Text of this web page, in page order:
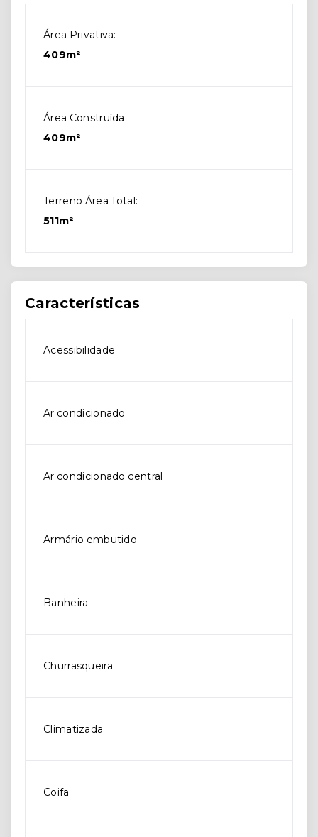
Área Privativa:
409m²
Área Construída:
409m²
Terreno Área Total:
511m²
Características
Acessibilidade
Ar condicionado
Ar condicionado central
Armário embutido
Banheira
Churrasqueira
Climatizada
Coifa